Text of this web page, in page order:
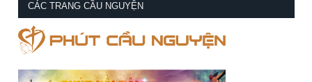
CÁC TRANG CẦU NGUYỆN